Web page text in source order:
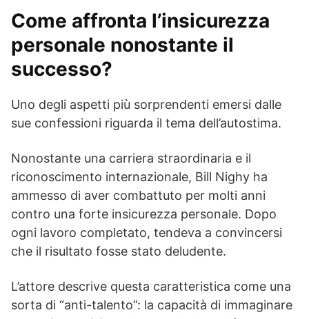
Come affronta l’insicurezza
personale nonostante il
successo?
Uno degli aspetti più sorprendenti emersi dalle
sue confessioni riguarda il tema dell’autostima.
Nonostante una carriera straordinaria e il
riconoscimento internazionale, Bill Nighy ha
ammesso di aver combattuto per molti anni
contro una forte insicurezza personale. Dopo
ogni lavoro completato, tendeva a convincersi
che il risultato fosse stato deludente.
L’attore descrive questa caratteristica come una
sorta di “anti-talento”: la capacità di immaginare